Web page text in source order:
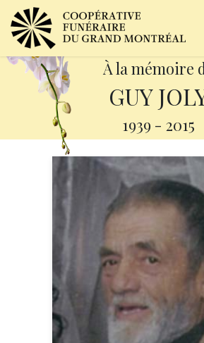
À la mémoire
GUY
1939 - 2015